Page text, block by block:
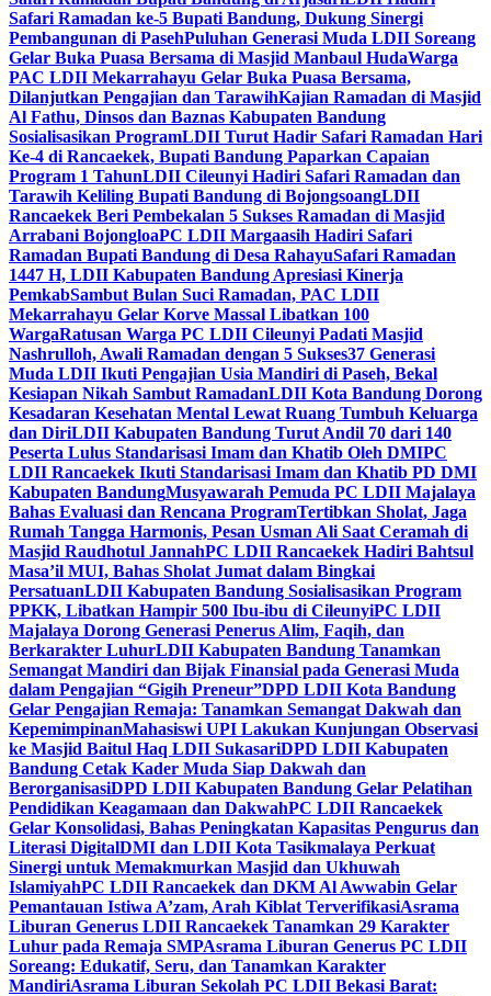
Safari Ramadan ke-5 Bupati Bandung, Dukung Sinergi
Pembangunan di PasehPuluhan Generasi Muda LDII Soreang
Gelar Buka Puasa Bersama di Masjid Manbaul HudaWarga
PAC LDII Mekarrahayu Gelar Buka Puasa Bersama,
Dilanjutkan Pengajian dan TarawihKajian Ramadan di Masjid
Al Fathu, Dinsos dan Baznas Kabupaten Bandung
Sosialisasikan ProgramLDII Turut Hadir Safari Ramadan Hari
Ke-4 di Rancaekek, Bupati Bandung Paparkan Capaian
Program 1 TahunLDII Cileunyi Hadiri Safari Ramadan dan
Tarawih Keliling Bupati Bandung di BojongsoangLDII
Rancaekek Beri Pembekalan 5 Sukses Ramadan di Masjid
Arrabani BojongloaPC LDII Margaasih Hadiri Safari
Ramadan Bupati Bandung di Desa RahayuSafari Ramadan
1447 H, LDII Kabupaten Bandung Apresiasi Kinerja
PemkabSambut Bulan Suci Ramadan, PAC LDII
Mekarrahayu Gelar Korve Massal Libatkan 100
WargaRatusan Warga PC LDII Cileunyi Padati Masjid
Nashrulloh, Awali Ramadan dengan 5 Sukses37 Generasi
Muda LDII Ikuti Pengajian Usia Mandiri di Paseh, Bekal
Kesiapan Nikah Sambut RamadanLDII Kota Bandung Dorong
Kesadaran Kesehatan Mental Lewat Ruang Tumbuh Keluarga
dan DiriLDII Kabupaten Bandung Turut Andil 70 dari 140
Peserta Lulus Standarisasi Imam dan Khatib Oleh DMIPC
LDII Rancaekek Ikuti Standarisasi Imam dan Khatib PD DMI
Kabupaten BandungMusyawarah Pemuda PC LDII Majalaya
Bahas Evaluasi dan Rencana ProgramTertibkan Sholat, Jaga
Rumah Tangga Harmonis, Pesan Usman Ali Saat Ceramah di
Masjid Raudhotul JannahPC LDII Rancaekek Hadiri Bahtsul
Masa’il MUI, Bahas Sholat Jumat dalam Bingkai
PersatuanLDII Kabupaten Bandung Sosialisasikan Program
PPKK, Libatkan Hampir 500 Ibu-ibu di CileunyiPC LDII
Majalaya Dorong Generasi Penerus Alim, Faqih, dan
Berkarakter LuhurLDII Kabupaten Bandung Tanamkan
Semangat Mandiri dan Bijak Finansial pada Generasi Muda
dalam Pengajian “Gigih Preneur”DPD LDII Kota Bandung
Gelar Pengajian Remaja: Tanamkan Semangat Dakwah dan
KepemimpinanMahasiswi UPI Lakukan Kunjungan Observasi
ke Masjid Baitul Haq LDII SukasariDPD LDII Kabupaten
Bandung Cetak Kader Muda Siap Dakwah dan
BerorganisasiDPD LDII Kabupaten Bandung Gelar Pelatihan
Pendidikan Keagamaan dan DakwahPC LDII Rancaekek
Gelar Konsolidasi, Bahas Peningkatan Kapasitas Pengurus dan
Literasi DigitalDMI dan LDII Kota Tasikmalaya Perkuat
Sinergi untuk Memakmurkan Masjid dan Ukhuwah
IslamiyahPC LDII Rancaekek dan DKM Al Awwabin Gelar
Pemantauan Istiwa A’zam, Arah Kiblat TerverifikasiAsrama
Liburan Generus LDII Rancaekek Tanamkan 29 Karakter
Luhur pada Remaja SMPAsrama Liburan Generus PC LDII
Soreang: Edukatif, Seru, dan Tanamkan Karakter
MandiriAsrama Liburan Sekolah PC LDII Bekasi Barat: